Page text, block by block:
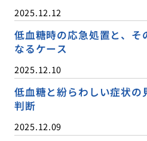
2025.12.12
低血糖時の応急処置と、そ
なるケース
2025.12.10
低血糖と紛らわしい症状の
判断
2025.12.09